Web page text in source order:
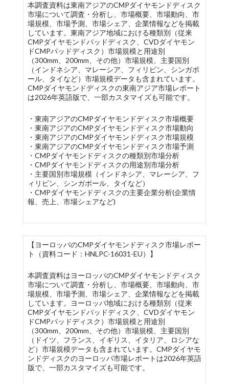
本調査資料は東南アジアのCMPダイヤモンドディスク
市場について調査・分析し、市場概要、市場動向、市
場規模、市場予測、市場シェア、企業情報などを掲載
しています。東南アジア地域における種類別（従来
CMPダイヤモンドパッドディスク、CVDダイヤモン
ドCMPパッドディスク）市場規模と用途別
（300mm、200mm、その他）市場規模、主要国別
（インドネシア、マレーシア、フィリピン、シンガポ
ール、タイなど）市場規模データも含まれています。
CMPダイヤモンドディスクの東南アジア市場レポート
は2026年英語版で、一部カスタマイズも可能です。
・東南アジアのCMPダイヤモンドディスク市場概要
・東南アジアのCMPダイヤモンドディスク市場動向
・東南アジアのCMPダイヤモンドディスク市場規模
・東南アジアのCMPダイヤモンドディスク市場予測
・CMPダイヤモンドディスクの種類別市場分析
・CMPダイヤモンドディスクの用途別市場分析
・主要国別市場規模（インドネシア、マレーシア、フ
ィリピン、シンガポール、タイなど）
・CMPダイヤモンドディスクの主要企業分析(企業情
報、売上、市場シェアなど)
【ヨーロッパのCMPダイヤモンドディスク市場レポー
ト（資料コード：HNLPC-16031-EU）】
本調査資料はヨーロッパのCMPダイヤモンドディスク
市場について調査・分析し、市場概要、市場動向、市
場規模、市場予測、市場シェア、企業情報などを掲載
しています。ヨーロッパ地域における種類別（従来
CMPダイヤモンドパッドディスク、CVDダイヤモン
ドCMPパッドディスク）市場規模と用途別
（300mm、200mm、その他）市場規模、主要国別
（ドイツ、フランス、イギリス、イタリア、ロシアな
ど）市場規模データも含まれています。CMPダイヤモ
ンドディスクのヨーロッパ市場レポートは2026年英語
版で、一部カスタマイズも可能です。